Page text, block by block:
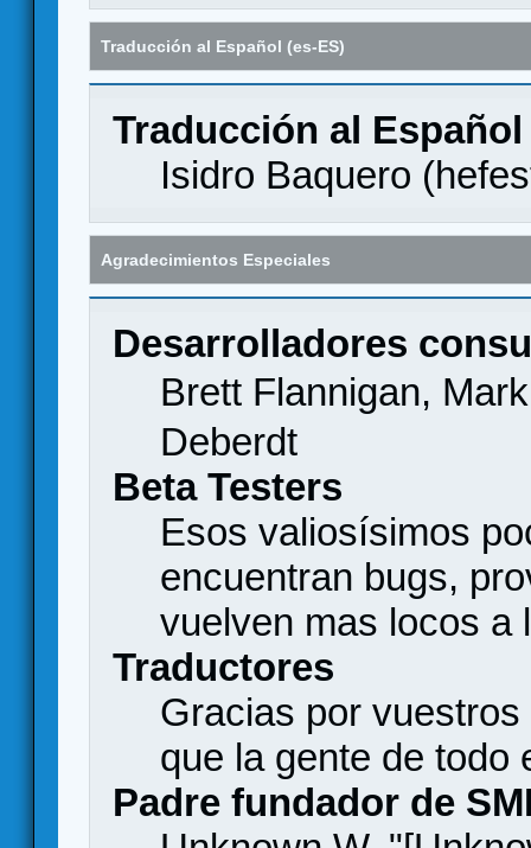
Traducción al Español (es-ES)
Traducción al Español
Isidro Baquero (
Agradecimientos Especiales
Desarrolladores
Brett Flannigan,
Deberdt
Beta Testers
Esos valiosísimos
encuentran bugs,
vuelven mas locos a
Traductores
Gracias por
que la gente de todo
Padre fundador de